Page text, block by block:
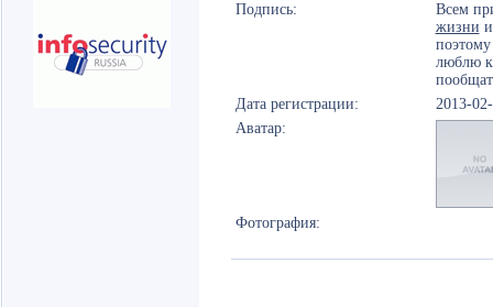
Подпись:
Всем
жизни
люблю
Дата регистрации:
2013-
Аватар:
Фотография: